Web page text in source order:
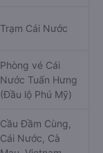
Trạm Cái Nước
Phòng vé Cái
Nước Tuấn Hưng
(Đầu lộ Phú Mỹ)
Cầu Đầm Cùng,
Cái Nước, Cà